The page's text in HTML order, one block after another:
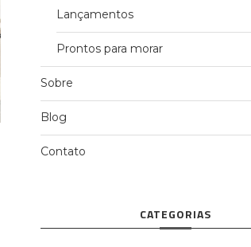
Lançamentos
Prontos para morar
Sobre
Blog
Contato
CATEGORIAS